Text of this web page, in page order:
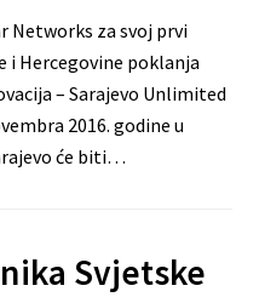
Networks za svoj prvi
i Hercegovine poklanja
– Sarajevo Unlimited
2016. godine u
će biti…
Svjetske